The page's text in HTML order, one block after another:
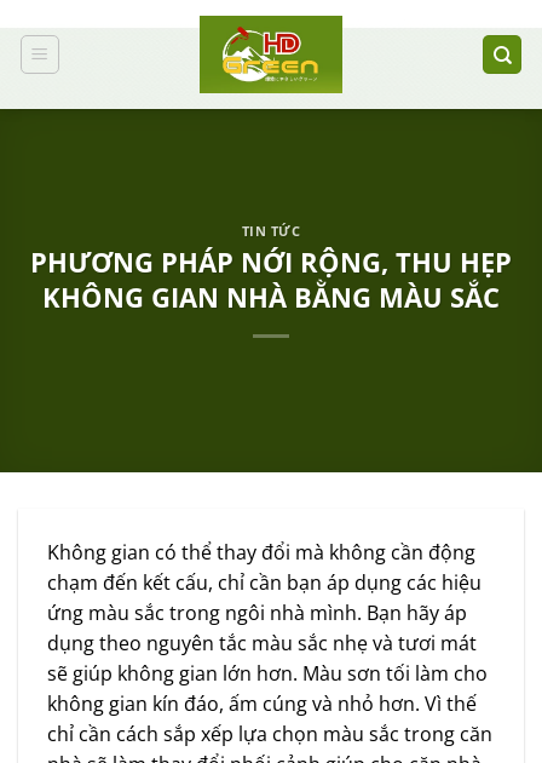
qua
nội
dung
TIN TỨC
PHƯƠNG PHÁP NỚI RỘNG, THU HẸP
KHÔNG GIAN NHÀ BẰNG MÀU SẮC
Không gian có thể thay đổi mà không cần động
chạm đến kết cấu, chỉ cần bạn áp dụng các hiệu
ứng màu sắc trong ngôi nhà mình. Bạn hãy áp
dụng theo nguyên tắc màu sắc nhẹ và tươi mát
sẽ giúp không gian lớn hơn. Màu sơn tối làm cho
không gian kín đáo, ấm cúng và nhỏ hơn. Vì thế
chỉ cần cách sắp xếp lựa chọn màu sắc trong căn